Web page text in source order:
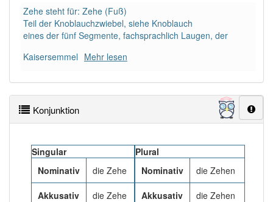
Häufigkeit: 4 von 10
Wörter mit Endung-zehe
korrekt erraten.
Zehe steht für: Zehe (Fuß)
Teil der Knoblauchzwiebel, siehe Knoblauch
eines der fünf Segmente, fachsprachlich Laugen, der
Kaisersemmel Mehr lesen
Konjunktion
Singular
Nominativ
die Zehe
Akkusativ die Zehe
Plural
Nominativ
die Zehen
Akkusativ die Zehen